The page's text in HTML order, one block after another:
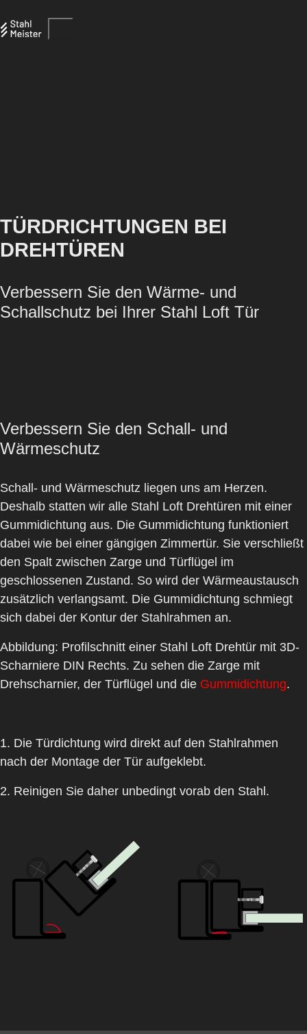
TÜRDRICHTUNGEN BEI
DREHTÜREN
Verbessern Sie den Wärme- und
Schallschutz bei Ihrer Stahl Loft Tür
Verbessern Sie den Schall- und
Wärmeschutz
Schall- und Wärmeschutz liegen uns am Herzen.
Deshalb statten wir alle Stahl Loft Drehtüren mit einer
Gummidichtung aus. Die Gummidichtung funktioniert
dabei wie bei einer gängigen Zimmertür. Sie verschließt
den Spalt zwischen Zarge und Türflügel im
geschlossenen Zustand. So wird der Wärmeaustausch
zusätzlich verlangsamt. Die Gummidichtung schmiegt
sich dabei der Kontur der Stahlrahmen an.
Abbildung: Profilschnitt einer Stahl Loft Drehtür mit 3D-
Scharniere DIN Rechts. Zu sehen die Zarge mit
Drehscharnier, der Türflügel und die Gummidichtung.
1. Die Türdichtung wird direkt auf den Stahlrahmen
nach der Montage der Tür aufgeklebt.
2. Reinigen Sie daher unbedingt vorab den Stahl.